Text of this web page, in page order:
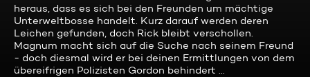
heraus, dass es sich bei den Freunden um mächtige
Unterweltbosse handelt. Kurz darauf werden deren
Leichen gefunden, doch Rick bleibt verschollen.
Magnum macht sich auf die Suche nach seinem Freund
- doch diesmal wird er bei deinen Ermittlungen von dem
übereifrigen Polizisten Gordon behindert ...